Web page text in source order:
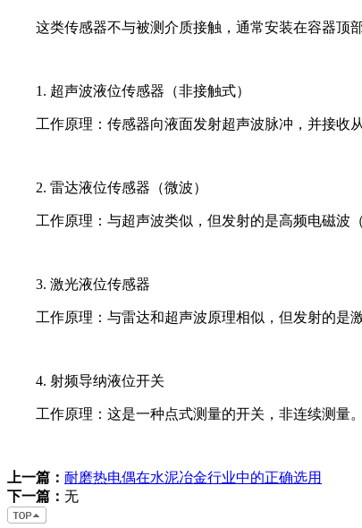
这类传感器不与被测介质接触，通常安装在容器顶部
1. 超声波液位传感器（非接触式）
工作原理：传感器向液面发射超声波脉冲，并接收
2. 雷达液位传感器（微波）
工作原理：与超声波类似，但发射的是高频电磁波
3. 激光液位传感器
工作原理：与雷达和超声波原理相似，但发射的是
4. 射频导纳液位开关
工作原理：这是一种点式测量的开关，非连续测量
上一篇： 耐磨热电偶在水泥冶金行业中的正确选用
下一篇： 无